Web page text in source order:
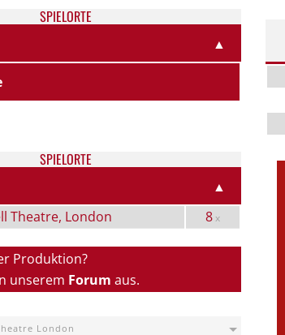
SPIELORTE
▲
SPIELORTE
▲
Theatre, London 8 x
Produktion?
unserem Forum aus.
London